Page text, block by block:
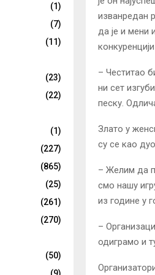
изванредан
да је и мени
– Честитао
ни сет
песку.
Злато у
су се као
– Желим да
смо нашу
из године у
–
одиграмо и
(1)
(7)
(11)
(23)
(22)
(1)
(227)
(865)
(25)
(261)
(270)
(50)